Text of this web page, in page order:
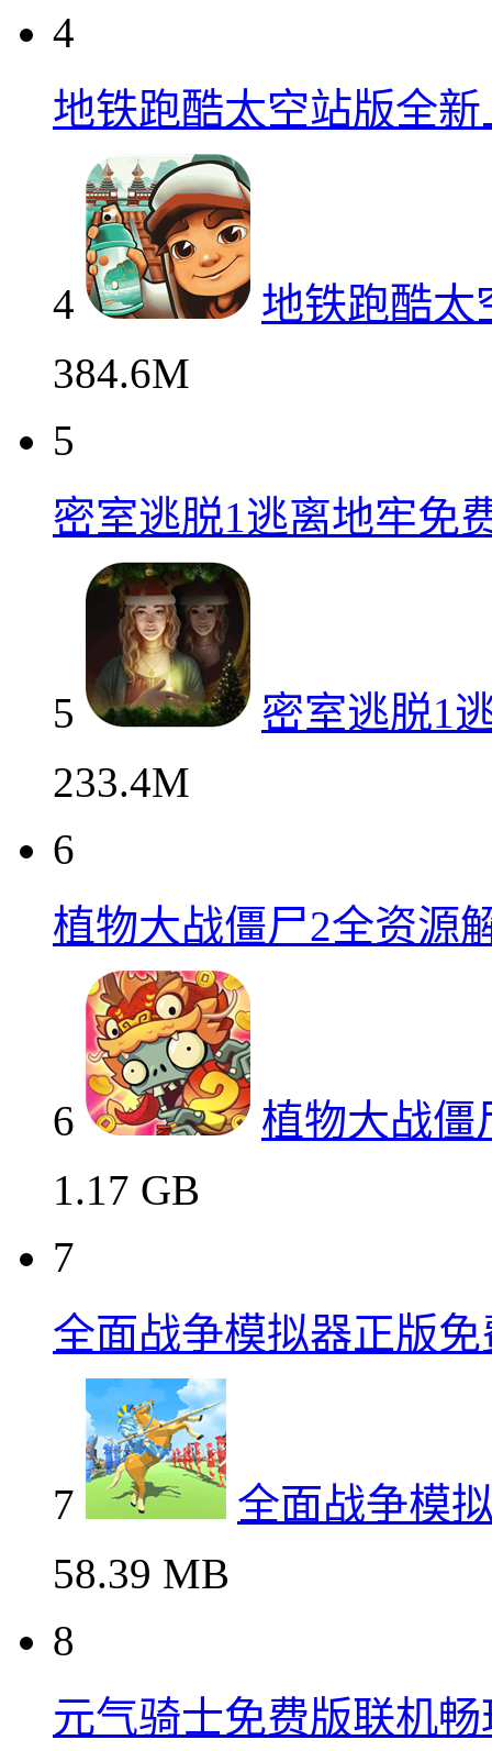
4
地铁跑酷太空站版全
4
地铁跑酷太
384.6M
5
密室逃脱1逃离地牢免
5
密室逃脱1
233.4M
6
植物大战僵尸2全资源
6
植物大战僵
1.17 GB
7
全面战争模拟器正版
7
全面战争模
58.39 MB
8
元气骑士免费版联机